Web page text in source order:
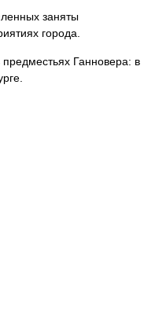
заняты
города.
предместьях Ганновера: в